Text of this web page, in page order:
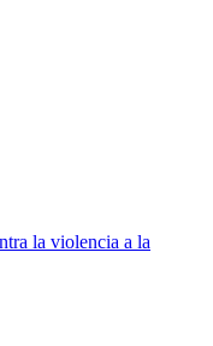
la violencia a la